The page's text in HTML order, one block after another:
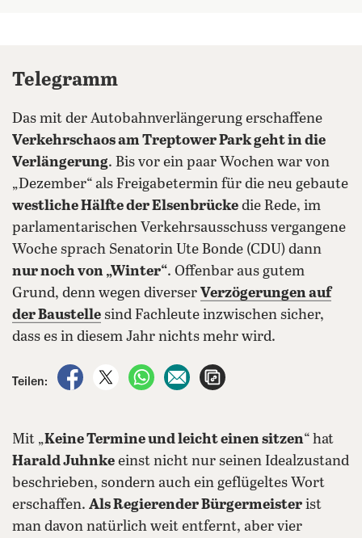
Telegramm
Das mit der Autobahnverlängerung erschaffene
Verkehrschaos am Treptower Park geht in die
Verlängerung. Bis vor ein paar Wochen war von
„Dezember“ als Freigabetermin für die neu gebaute
westliche Hälfte der Elsenbrücke die Rede, im
parlamentarischen Verkehrsausschuss vergangene
Woche sprach Senatorin Ute Bonde (CDU) dann
nur noch von „Winter“. Offenbar aus gutem
Grund, denn wegen diverser Verzögerungen auf
der Baustelle sind Fachleute inzwischen sicher,
dass es in diesem Jahr nichts mehr wird.
Teilen:
auf Facebook teilen
auf X teilenper WhatsApp teilen
per E-Mail teilen
Mit „Keine Termine und leicht einen sitzen“ hat
Harald Juhnke einst nicht nur seinen Idealzustand
beschrieben, sondern auch ein geflügeltes Wort
erschaffen. Als Regierender Bürgermeister ist
man davon natürlich weit entfernt, aber vier